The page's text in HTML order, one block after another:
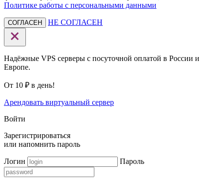
Политике работы с персональными данными
СОГЛАСЕН НЕ СОГЛАСЕН
Надёжные VPS серверы с посуточной оплатой в России и
Европе.
От 10 ₽ в день!
Арендовать виртуальный сервер
Войти
Зарегистрироваться
или напомнить пароль
Логин Пароль